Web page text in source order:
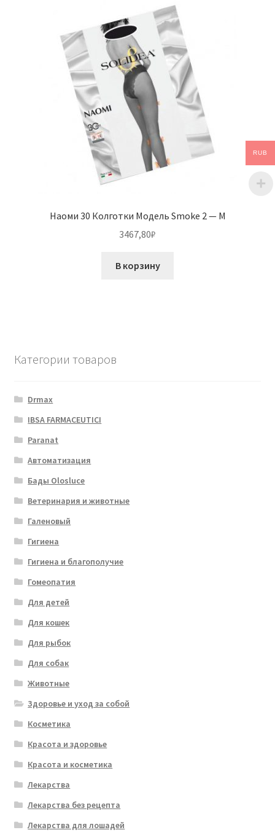
Наоми 30 Колготки Модель Smoke 2 — M
3467,80₽
В корзину
Категории товаров
Drmax
IBSA FARMACEUTICI
Paranat
Автоматизация
Бады Olosluce
Ветеринария и животные
Галеновый
Гигиена
Гигиена и благополучие
Гомеопатия
Для детей
Для кошек
Для рыбок
Для собак
Животные
Здоровье и уход за собой
Косметика
Красота и здоровье
Красота и косметика
Лекарства
Лекарства без рецепта
Лекарства для лошадей
RUB